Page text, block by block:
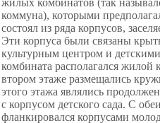
жилых комбинатов (так
коммуна), которыми
состоял из ряда корпусов,
Эти корпуса были связаны
культурным центром и
комбината располагался жилой
втором этаже размещались
этого этажа являлись
с корпусом детского сада. С
фланкировался корпусами